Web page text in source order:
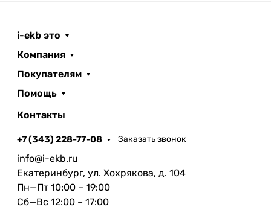
центральном процессоре и до 19 в графическом,
новым поколением Neural Engine, выделенные
декодирования файлов с поддержкой кодеков
H.264, HEVC и ProRes — такой ноутбук легко
M2 Max — невероятно мощный чип для ноутбуков
профессионального уровня. Он оснащается
12‑ядерным процессором, графическим
процессором до 38 ядер и новым
i-ekb это
Компания
Покупателям
Помощь
Контакты
+7 (343) 228-77-08 Заказать звонок
info@i-ekb.ru
Екатеринбург, ул. Хохрякова, д. 104
Пн—Пт 10:00 – 19:00
Сб—Вс 12:00 – 17:00